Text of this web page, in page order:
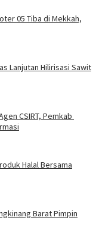
05 Tiba di Mekkah,
Lanjutan Hilirisasi Sawit
CSIRT, Pemkab
Halal Bersama
Barat Pimpin